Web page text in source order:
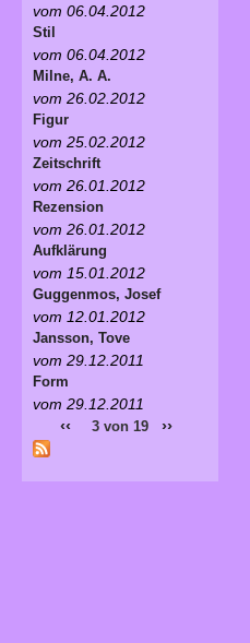
vom 06.04.2012
Stil
vom 06.04.2012
Milne, A. A.
vom 26.02.2012
Figur
vom 25.02.2012
Zeitschrift
vom 26.01.2012
Rezension
vom 26.01.2012
Aufklärung
vom 15.01.2012
Guggenmos, Josef
vom 12.01.2012
Jansson, Tove
vom 29.12.2011
Form
vom 29.12.2011
‹‹ 3 von 19 ››